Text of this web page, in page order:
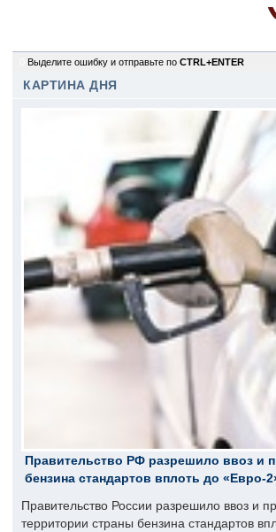
Выделите ошибку и отправьте по CTRL+ENTER
КАРТИНА ДНЯ
Правительство РФ разрешило ввоз и
бензина стандартов вплоть до «Евро-
Правительство России разрешило ввоз и
территории страны бензина стандартов